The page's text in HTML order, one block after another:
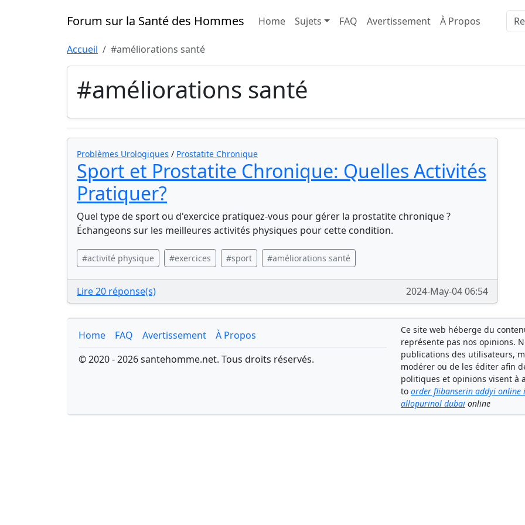
Forum sur la Santé des Hommes Home Sujets FAQ Avertissement À Propos
Accueil #améliorations santé
#améliorations santé
Problèmes Urologiques / Prostatite Chronique
Sport et Prostatite Chronique: Quelles Activités
Pratiquer?
Quel type de sport ou d'exercice pratiquez-vous pour gérer la prostatite chronique ?
Échangeons sur les meilleures activités physiques pour cette condition.
#activité physique #exercices #sport #améliorations santé
Lire 20 réponse(s) 2024-May-04 06:54
Home FAQ Avertissement
À Propos
© 2020 - 2026 santehomme.net. Tous droits réservés.
Ce site web héberge du
représente pas nos opinions.
publications des utilisateurs,
modérer ou de les éditer afin
politiques et opinions visent à
to order flibanserin addyi online
allopurinol dubai online